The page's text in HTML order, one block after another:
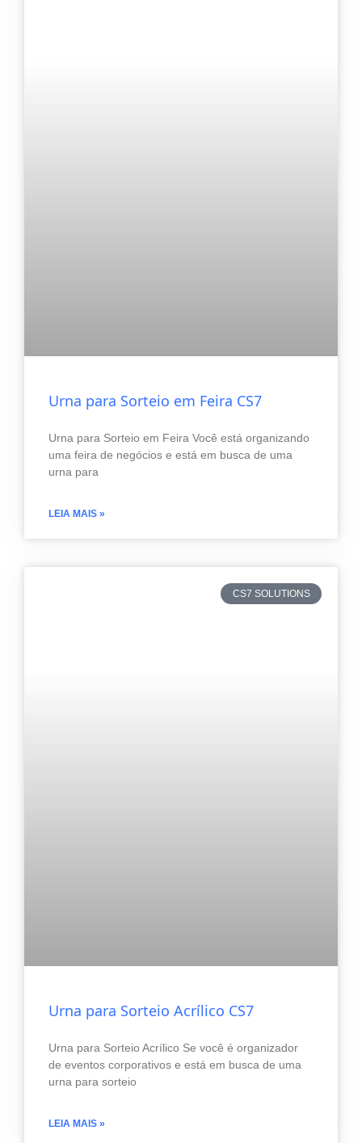
Urna para Sorteio em Feira CS7
Urna para Sorteio em Feira Você está organizando
uma feira de negócios e está em busca de uma
urna para
LEIA MAIS »
CS7 SOLUTIONS
Urna para Sorteio Acrílico CS7
Urna para Sorteio Acrílico Se você é organizador
de eventos corporativos e está em busca de uma
urna para sorteio
LEIA MAIS »